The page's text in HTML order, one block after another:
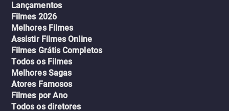
Lançamentos
Filmes 2026
Melhores Filmes
Assistir Filmes Online
Filmes Grátis Completos
Todos os Filmes
Melhores Sagas
Atores Famosos
Filmes por Ano
Todos os diretores